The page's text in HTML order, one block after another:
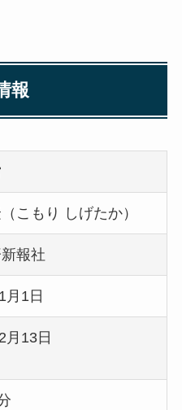
報
こもり しげたか）
報社
月1日
月13日